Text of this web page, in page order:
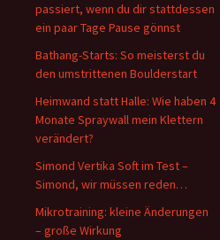
passiert, wenn du dir stattdessen
ein paar Tage Pause gönnst
Bathang-Starts: So meisterst du
den umstrittenen Boulderstart
Heimwand statt Halle: Wie haben 4
Monate Spraywall mein Klettern
verändert?
Simond Vertika Soft im Test –
Simond, wir müssen reden…
Mikrotraining: kleine Änderungen
– große Wirkung